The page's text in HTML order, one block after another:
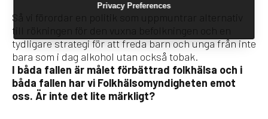
Så vi förordar en politik som uppmuntrar alternativ
till rökningen för den vuxna befolkningen och en
tydligare strategi för att freda barn och unga från inte
bara som i dag alkohol utan också tobak.
I båda fallen är målet förbättrad folkhälsa och i
båda fallen har vi Folkhälsomyndigheten emot
oss. Är inte det lite märkligt?
Privacy Preferences